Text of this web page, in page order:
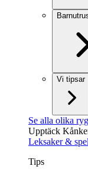
Vi tipsar
Se alla olika
Upptäck
Leksaker & spel
Tips